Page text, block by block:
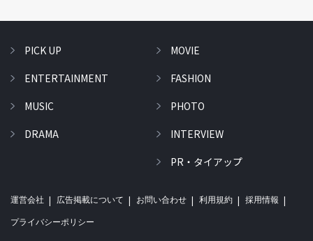
PICK UP
ENTERTAINMENT
MUSIC
DRAMA
MOVIE
FASHION
PHOTO
INTERVIEW
PR・タイアップ
運営会社 広告掲載について お問い合わせ 利用規約 採用情報
プライバシーポリシー